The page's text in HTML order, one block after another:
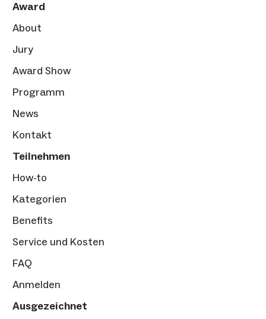
Award
About
Jury
Award Show
Programm
News
Kontakt
Teilnehmen
How-to
Kategorien
Benefits
Service und Kosten
FAQ
Anmelden
Ausgezeichnet